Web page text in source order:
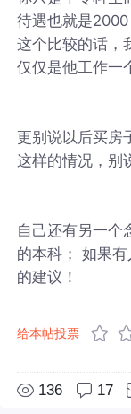
待遇也就是
这个比较的话，
仅仅是他工作一
更别说以后买房
这样的情况，别
自己还有另一个
的本科； 如果
的建议！
给本帖投票
136 17